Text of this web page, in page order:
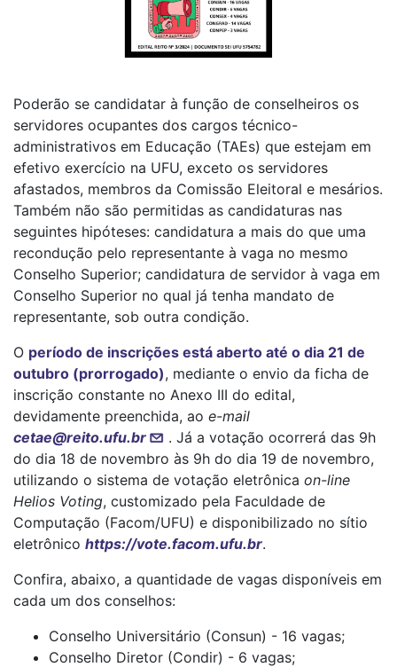
Poderão se candidatar à função de conselheiros os
servidores ocupantes dos cargos técnico-
administrativos em Educação (TAEs) que estejam em
efetivo exercício na UFU, exceto os servidores
afastados, membros da Comissão Eleitoral e mesários.
Também não são permitidas as candidaturas nas
seguintes hipóteses: candidatura a mais do que uma
recondução pelo representante à vaga no mesmo
Conselho Superior; candidatura de servidor à vaga em
Conselho Superior no qual já tenha mandato de
representante, sob outra condição.
O período de inscrições está aberto até o dia 21 de
outubro (prorrogado), mediante o envio da ficha de
inscrição constante no Anexo III do edital,
devidamente preenchida, ao e-mail
cetae@reito.ufu.br
. Já a votação ocorrerá das 9h
do dia 18 de novembro às 9h do dia 19 de novembro,
utilizando o sistema de votação eletrônica on-line
Helios Voting, customizado pela Faculdade de
Computação (Facom/UFU) e disponibilizado no sítio
eletrônico https://vote.facom.ufu.br.
Confira, abaixo, a quantidade de vagas disponíveis em
cada um dos conselhos:
Conselho Universitário (Consun) - 16 vagas;
Conselho Diretor (Condir) - 6 vagas;